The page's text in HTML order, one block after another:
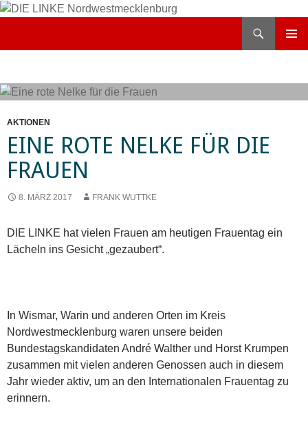
Zum
AKTIONEN
EINE ROTE NELKE FÜR DIE
FRAUEN
8. MÄRZ 2017 FRANK WUTTKE
DIE LINKE hat vielen Frauen am heutigen Frauentag ein
Lächeln ins Gesicht „gezaubert“.
In Wismar, Warin und anderen Orten im Kreis
Nordwestmecklenburg waren unsere beiden
Bundestagskandidaten André Walther und Horst Krumpen
zusammen mit vielen anderen Genossen auch in diesem
Jahr wieder aktiv, um an den Internationalen Frauentag zu
erinnern.